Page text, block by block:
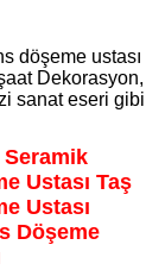
döşeme ustası
Dekorasyon,
sanat eseri gibi
hizmet
ustası
Seramik
Ustası Taş
Ustası
Döşeme